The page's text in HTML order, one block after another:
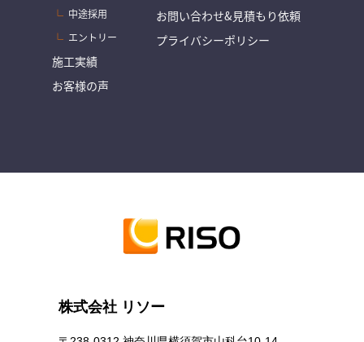
中途採用
エントリー
施工実績
お客様の声
お問い合わせ&見積もり依頼
プライバシーポリシー
株式会社 リソー